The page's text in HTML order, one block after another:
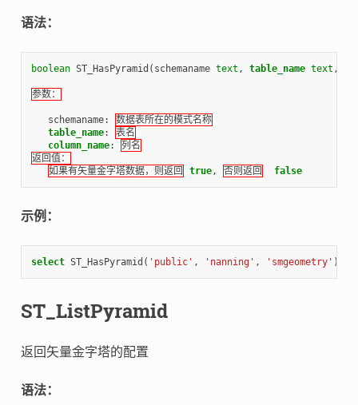
语法：
boolean ST_HasPyramid ( schemaname text , table_name text ,
参数：
schemaname:
数据表所在的模式名称
table_name:
表名
column_name:
列名
返回值：
如果有矢量金字塔数据，则返回
true, 否则返回 false
示例：
select ST_HasPyramid ( 'public' , 'nanning' , 'smgeometry' );
ST_ListPyramid
返回矢量金字塔的配置
语法：